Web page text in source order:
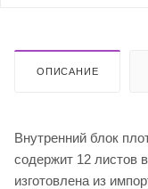
ОПИСАНИЕ
Внутренний блок
содержит 12 листов
изготовлена из